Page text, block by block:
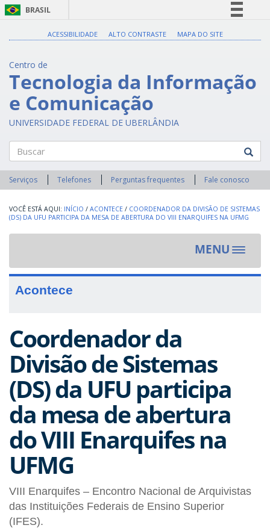
BRASIL
Acesso à informação
ACESSIBILIDADE ALTO CONTRASTE MAPA DO SITE
Centro de
Tecnologia da Informação
e Comunicação
UNIVERSIDADE FEDERAL DE UBERLÂNDIA
Buscar
Serviços Telefones Perguntas frequentes Fale conosco
INÍCIO / ACONTECE / COORDENADOR DA DIVISÃO DE SISTEMAS
(DS) DA UFU PARTICIPA DA MESA DE ABERTURA DO VIII ENARQUIFES NA UFMG
MENU
Toggle
Acontece
Coordenador da
Divisão de Sistemas
(DS) da UFU participa
da mesa de abertura
do VIII Enarquifes na
UFMG
VIII Enarquifes – Encontro Nacional de Arquivistas
das Instituições Federais de Ensino Superior
(IFES).